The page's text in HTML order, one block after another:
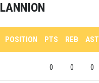
LANNION
POSITION PTS REB AST
0 0 0